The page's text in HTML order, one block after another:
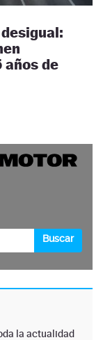
años de
la actualidad